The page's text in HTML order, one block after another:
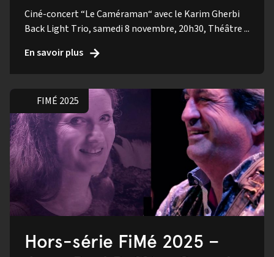
Ciné-concert “Le Caméraman“ avec le Karim Gherbi
Back Light Trio, samedi 8 novembre, 20h30, Théâtre ...
En savoir plus
FIMÉ 2025
Hors-série FiMé 2025 –